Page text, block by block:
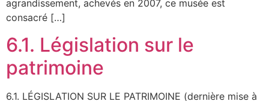
agrandissement, achevés en 2007, ce musée est
consacré […]
6.1. Législation sur le
patrimoine
6.1. LÉGISLATION SUR LE PATRIMOINE (dernière mise à